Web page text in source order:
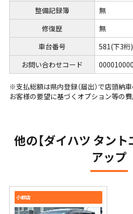
整備記録簿
無
修復歴
無
車台番号
581(下3桁)
お問い合わせコード
※⽀払総額は県内登録（届出）で店頭納
お客様の要望に基づくオプション等の費
他の【ダイハツ タント
アップ
小郡店